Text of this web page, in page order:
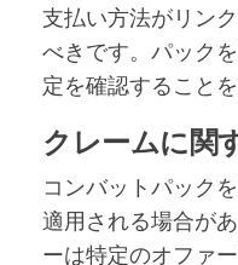
支払い方法がリン
べきです。パック
定を確認すること
クレームに関
コンバットパック
適用される場合が
ーは特定のオファ